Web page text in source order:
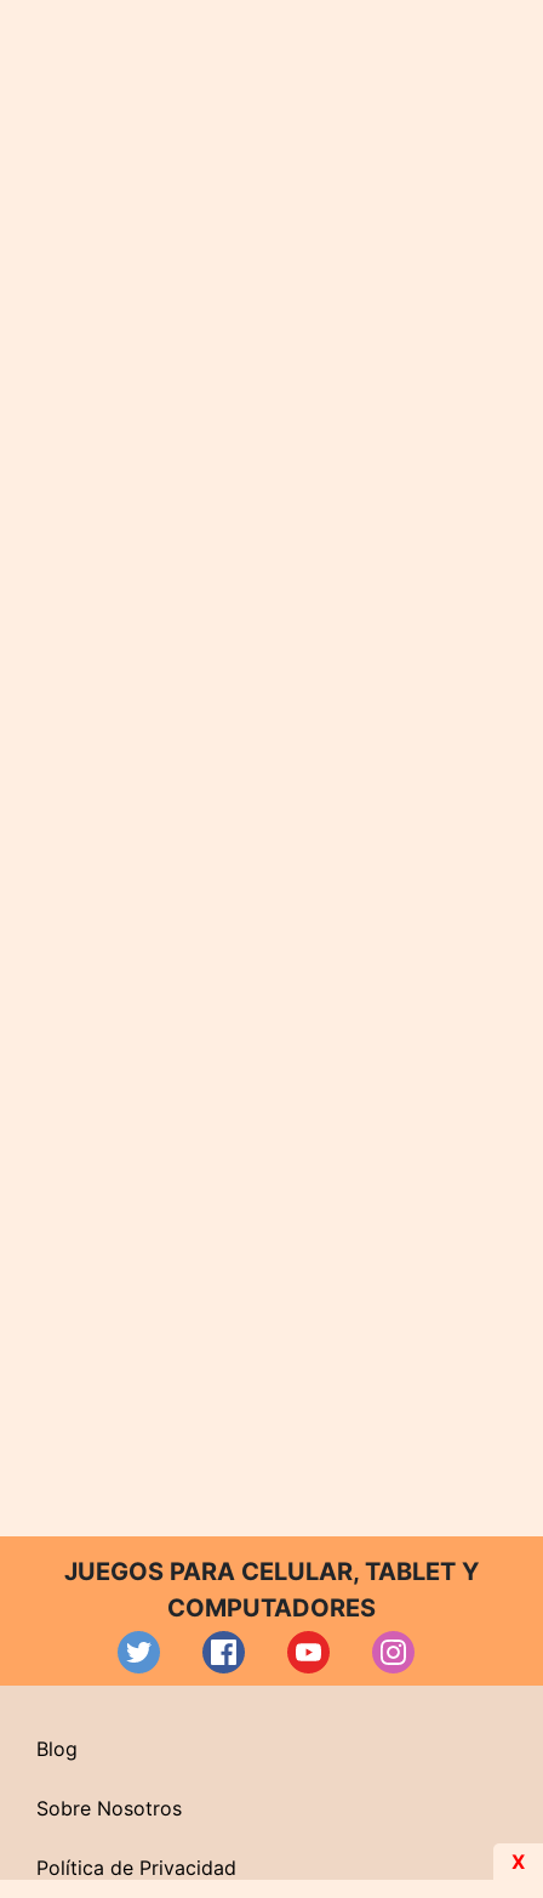
JUEGOS PARA CELULAR, TABLET Y
COMPUTADORES
Blog
Sobre Nosotros
Política de Privacidad X